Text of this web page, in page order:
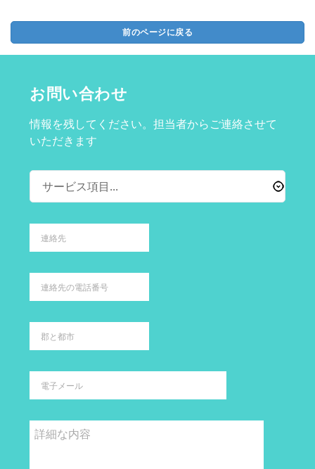
前のページに戻る
お問い合わせ
情報を残してください。担当者からご連絡させて
いただきます